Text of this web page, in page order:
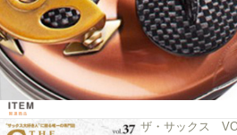
ザ・サックス